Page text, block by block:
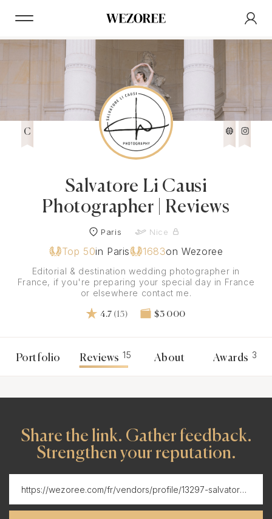
C
Salvatore Li Causi
Photographer | Reviews
Paris Nice
Top 50in Paris 1683on Wezoree
Editorial & destination wedding photographer in
France, if you're preparing your special day in France
or elsewhere contact me.
4.7 (15) $3 000
Portfolio Reviews 15 About Awards 3
Share the link. Gather feedback.
Strengthen your reputation.